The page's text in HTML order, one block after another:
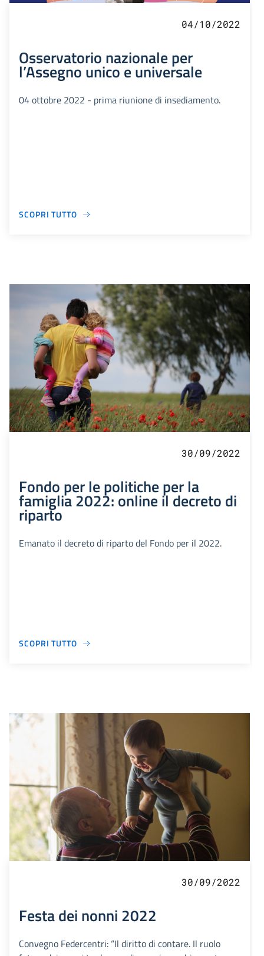
04/10/2022
Osservatorio nazionale per
l’Assegno unico e universale
04 ottobre 2022 - prima riunione di insediamento.
SCOPRI TUTTO
30/09/2022
Fondo per le politiche per la
famiglia 2022: online il decreto di
riparto
Emanato il decreto di riparto del Fondo per il 2022.
SCOPRI TUTTO
30/09/2022
Festa dei nonni 2022
Convegno Federcentri: “Il diritto di contare. Il ruolo